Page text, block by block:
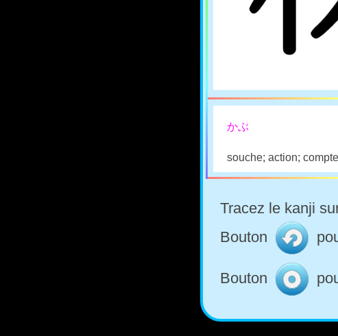
かぶ
souche; action;
Tracez le kanji
Bouton
Bouton